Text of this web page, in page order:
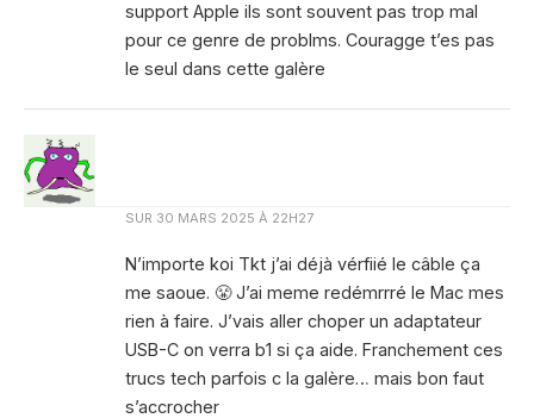
support Apple ils sont souvent pas trop mal
pour ce genre de problms. Couragge t’es pas
le seul dans cette galère
SUR 30 MARS 2025 À 22H27
N’importe koi Tkt j’ai déjà vérfiié le câble ça
me saoue. 😤 J’ai meme redémrrré le Mac mes
rien à faire. J’vais aller choper un adaptateur
USB-C on verra b1 si ça aide. Franchement ces
trucs tech parfois c la galère… mais bon faut
s’accrocher